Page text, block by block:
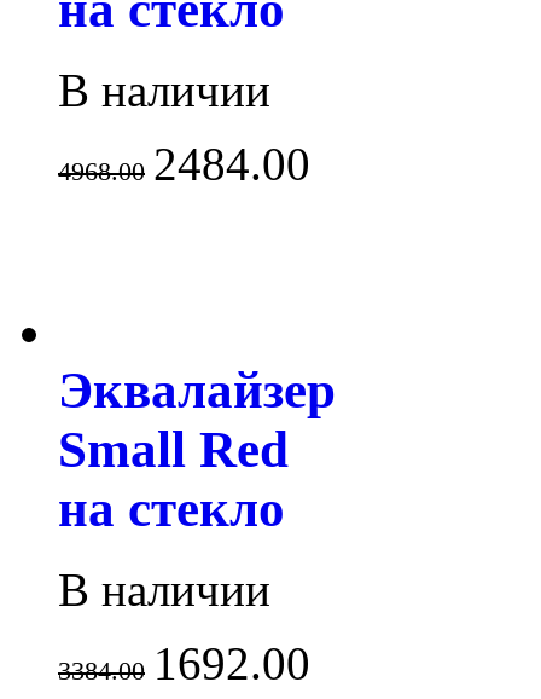
В наличии
4968.00 2484.00
Эквалайзер
Small Red
на стекло
В наличии
3384.00 1692.00